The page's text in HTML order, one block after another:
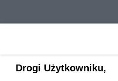
Drogi Użytkowniku,